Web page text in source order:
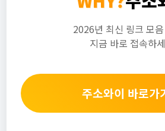
2026년 최신 링크 모
지금 바로 접속하
주소와이 바로가